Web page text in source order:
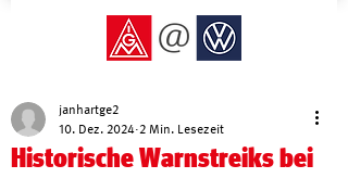
Historische Warnstreiks bei
janhartge2
10. Dez. 2024 2 Min. Lesezeit